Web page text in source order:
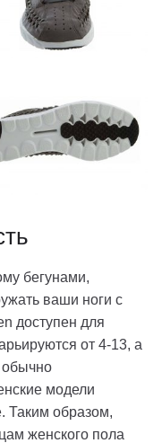
бегунами,
ваши ноги с
доступен для
от 4-13, а
обычно
модели
образом,
женского пола